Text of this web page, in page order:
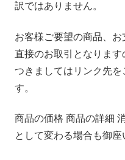
訳ではありません。
お客様ご要望の商品、
直接のお取引となりま
つきましてはリンク先を
す。
商品の価格 商品の詳細
として変わる場合も御座